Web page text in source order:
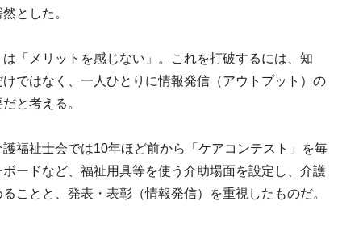
とした。
「メリットを感じない」。これを打破するには、知
ではなく、一人ひとりに情報発信（アウトプット）の
と考える。
福祉士会では10年ほど前から「ケアコンテスト」を毎
ードなど、福祉用具等を使う介助場面を設定し、介護
ことと、発表・表彰（情報発信）を重視したものだ。